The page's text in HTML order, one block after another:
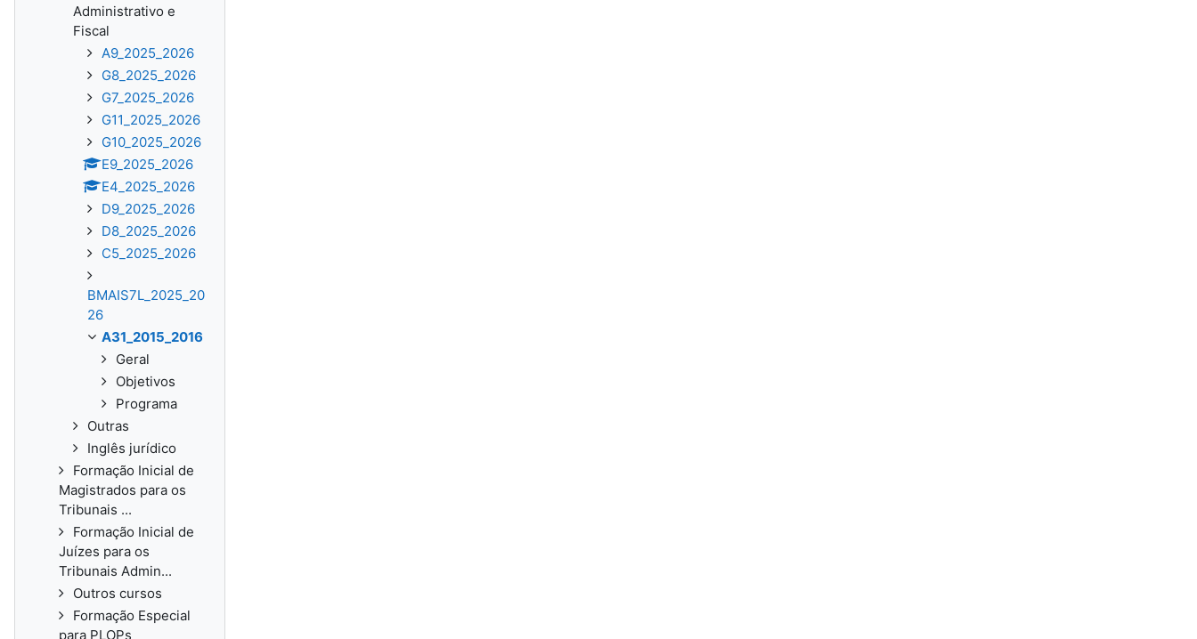
Administrativo e
Fiscal
A9_2025_2026
G8_2025_2026
G7_2025_2026
G11_2025_2026
G10_2025_2026
E9_2025_2026
E4_2025_2026
D9_2025_2026
D8_2025_2026
C5_2025_2026
BMAIS7L_2025_20
26
A31_2015_2016
Geral
Objetivos
Programa
Outras
Inglês jurídico
Formação Inicial de
Magistrados para os
Tribunais ...
Formação Inicial de
Juízes para os
Tribunais Admin...
Outros cursos
Formação Especial
para PLOPs